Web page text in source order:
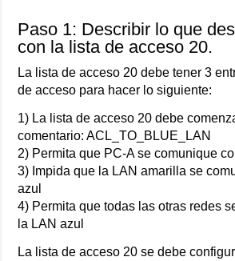
Paso 1: Describir lo que
con la lista de acceso 20.
La lista de acceso 20 debe tener 3
de acceso para hacer lo siguiente:
1) La lista de acceso 20 debe
comentario: ACL_TO_BLUE_LAN
2) Permita que PC-A se comunique
3) Impida que la LAN amarilla se
azul
4) Permita que todas las otras redes
la LAN azul
La lista de acceso 20 se debe